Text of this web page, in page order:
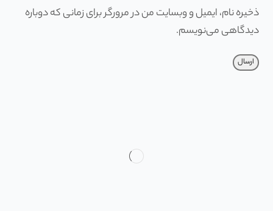
ذخیره نام، ایمیل و وبسایت من در مرورگر برای زمانی که دوباره
دیدگاهی می‌نویسم.